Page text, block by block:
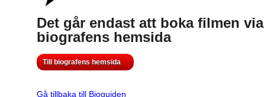
Det går endast att boka filmen via
biografens hemsida
Till biografens hemsida
Gå tillbaka till Bioguiden